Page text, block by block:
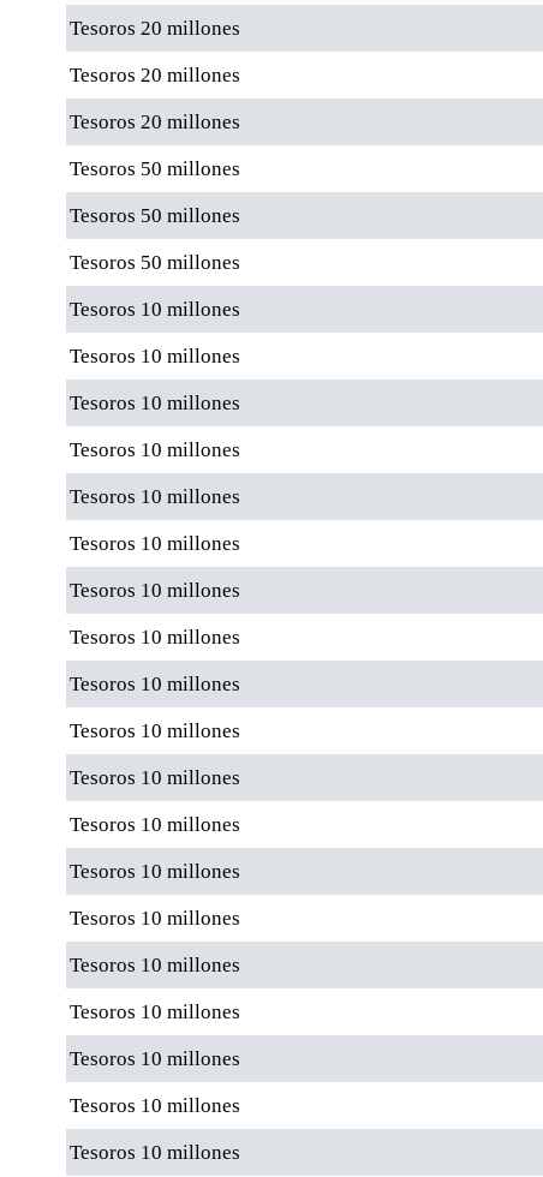
Tesoros 20 millones
Tesoros 20 millones
Tesoros 20 millones
Tesoros 50 millones
Tesoros 50 millones
Tesoros 50 millones
Tesoros 10 millones
Tesoros 10 millones
Tesoros 10 millones
Tesoros 10 millones
Tesoros 10 millones
Tesoros 10 millones
Tesoros 10 millones
Tesoros 10 millones
Tesoros 10 millones
Tesoros 10 millones
Tesoros 10 millones
Tesoros 10 millones
Tesoros 10 millones
Tesoros 10 millones
Tesoros 10 millones
Tesoros 10 millones
Tesoros 10 millones
Tesoros 10 millones
Tesoros 10 millones